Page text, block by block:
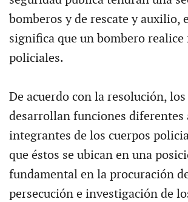
bomberos y de rescate y auxilio,
significa que un bombero realice
policiales.
De acuerdo con la resolución,
desarrollan funciones diferentes
integrantes de los cuerpos
que éstos se ubican en una
fundamental en la procuración
persecución e investigación de